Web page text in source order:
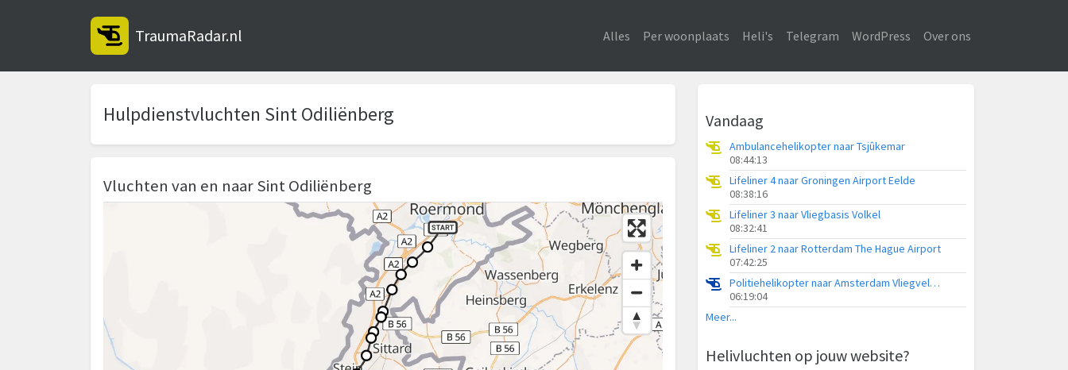
TraumaRadar.nl Alles Per woonplaats Heli's Telegram WordPress Over ons
Hulpdienstvluchten Sint Odiliënberg
Vluchten van en naar Sint Odiliënberg
Vandaag
Ambulancehelikopter naar Tsjûkemar
08:44:13
Lifeliner 4 naar Groningen Airport Eelde
08:38:16
Lifeliner 3 naar Vliegbasis Volkel
08:32:41
Lifeliner 2 naar Rotterdam The Hague Airport
07:42:25
Politiehelikopter naar Amsterdam Vliegveld Schiphol
06:19:04
Meer...
Helivluchten op jouw website?